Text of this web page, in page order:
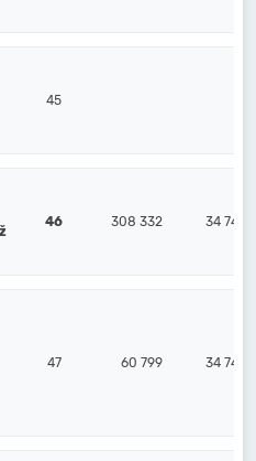
45
46 308 332 34 741
47 60 799 34 741